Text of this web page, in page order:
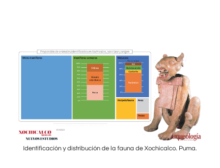
Identificación y distribución de la fauna de Xochicalco. Puma.